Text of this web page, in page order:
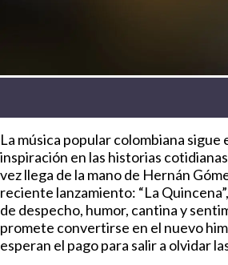
La música popular colombiana
inspiración en las historias
vez llega de la mano de Hernán
reciente lanzamiento: “La
de despecho, humor, cantina y
promete convertirse en el nuevo
esperan el pago para salir a olvidar